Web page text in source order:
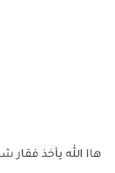
هاا الله يأخذ